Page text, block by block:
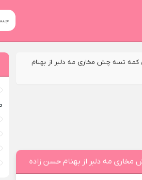
کمه تسه چش مخاری مه دلبر از بهنام
مه دلبر از بهنام حسن زاده